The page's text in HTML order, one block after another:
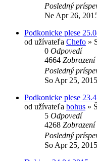
Posledný
Ne Apr 26,
Podkonicke plese
od užívateľa Chefo »
0 Odpovedí
4664 Zobrazení
Posledný
So Apr 25,
Podkonicke plese
od užívateľa bohus »
5 Odpovedí
4268 Zobrazení
Posledný
So Apr 25,